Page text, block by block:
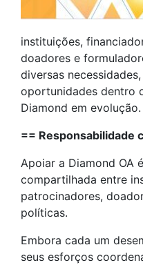
instituições,
doadores e
diversas
oportunidades dentro
Diamond em evolução.
== Responsabilidade
Apoiar a Diamond OA
compartilhada entre
patrocinadores,
políticas.
Embora cada um
seus esforços